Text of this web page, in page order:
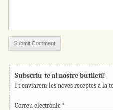
Subscriu-te al nostre butlletí!
I t'enviarem les noves receptes a la
Correu electrònic *